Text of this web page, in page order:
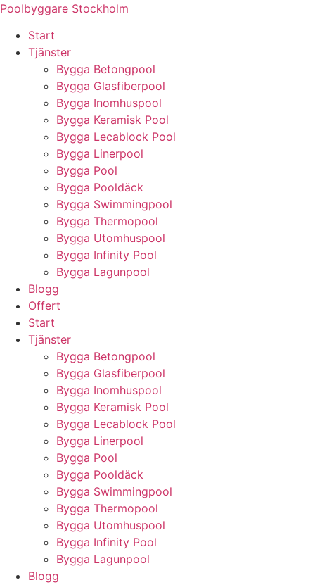
Skip
content
Poolbyggare Stockholm
Start
Tjänster
Bygga Betongpool
Bygga Glasfiberpool
Bygga Inomhuspool
Bygga Keramisk Pool
Bygga Lecablock Pool
Bygga Linerpool
Bygga Pool
Bygga Pooldäck
Bygga Swimmingpool
Bygga Thermopool
Bygga Utomhuspool
Bygga Infinity Pool
Bygga Lagunpool
Blogg
Offert
Start
Tjänster
Bygga Betongpool
Bygga Glasfiberpool
Bygga Inomhuspool
Bygga Keramisk Pool
Bygga Lecablock Pool
Bygga Linerpool
Bygga Pool
Bygga Pooldäck
Bygga Swimmingpool
Bygga Thermopool
Bygga Utomhuspool
Bygga Infinity Pool
Bygga Lagunpool
Blogg